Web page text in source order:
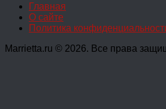
Главная
О сайте
Политика
Marrietta.ru © 2026. Все права